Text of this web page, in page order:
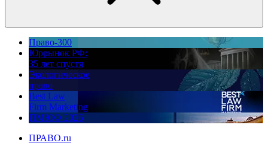
Право-300
Юррынок РФ:
35 лет спустя
Экологическое
право
Best Law
Firm Marketing
ПМЮФ 2026
ПРАВО.ru